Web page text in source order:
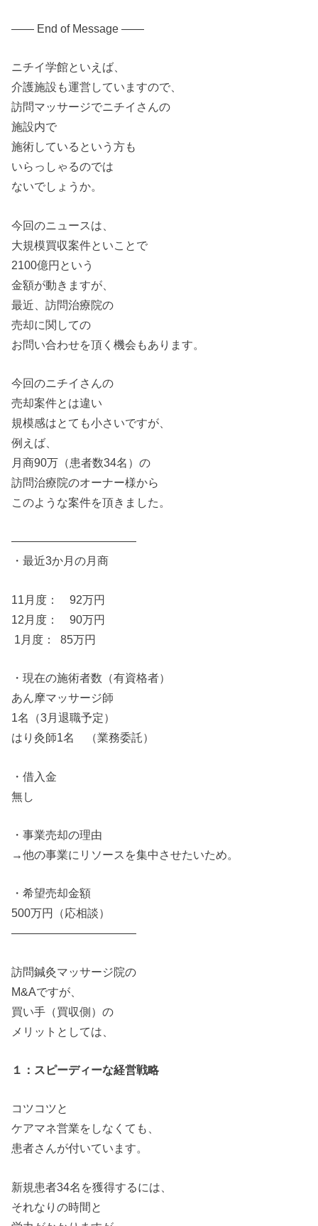
—— End of Message ——
ニチイ学館といえば、
介護施設も運営していますので、
訪問マッサージでニチイ さんの
施設内で
施術しているという方も
いらっしゃるのでは
ないでしょうか。
今回のニュースは、
大規模買収案件といことで
2100億円という
金額が動きますが
最近、訪問治療院の
売却に関しての
お問い合わせを頂く機会もあります。
今回のニチイ さんの
売却案件とは違い
規模感はとても小さいですが
例えば、
月商90万（患者数34名）の
訪問治療院のオーナー様から
このような案件を頂きました。
———————————
・最近3か月の月商
11月度： 92万円
12月度： 90万円
1月度： 85万円
・現在の施術者数（有資格者）
あん摩マッサージ師
1名（3月退職予定）
はり灸師1名 （業務委託）
・借入金
無し
・事業売却の理由
→他の事業にリソース を集中させたいため。
・希望売却金額
500万円（応相談）
———————————
訪問鍼灸マッサージ院の
M&Aですが
買い手 （買収側）の
メリットとしては、
１：スピーディーな経営戦略
コツコツと
ケアマネ営業を しなくても、
患者さんが付いています。
新規患者34名 を獲得するには、
それなりの時間と